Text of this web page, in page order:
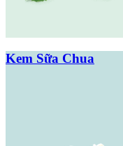
Kem Sữa Chua